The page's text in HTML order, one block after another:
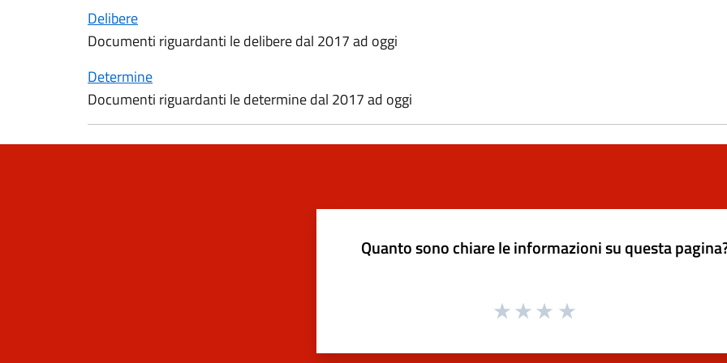
Delibere
Documenti riguardanti le delibere dal 2017 ad oggi
Determine
Documenti riguardanti le determine dal 2017 ad oggi
Quanto sono chiare le informazioni su questa